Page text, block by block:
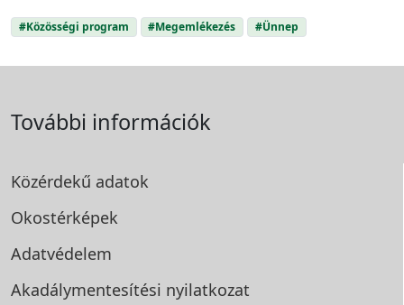
#Közösségi program #Megemlékezés #Ünnep
További információk
Közérdekű adatok
Okostérképek
Adatvédelem
Akadálymentesítési nyilatkozat